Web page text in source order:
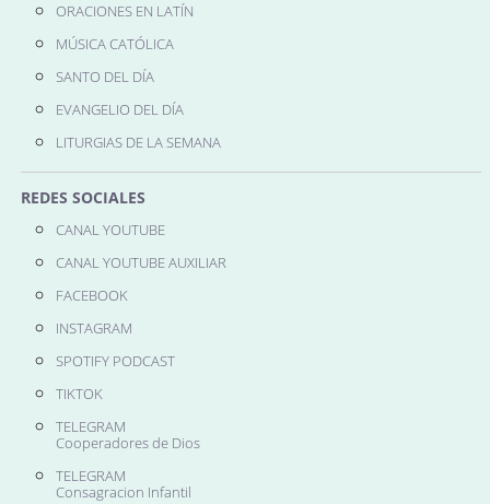
ORACIONES EN LATÍN
MÚSICA CATÓLICA
SANTO DEL DÍA
EVANGELIO DEL DÍA
LITURGIAS DE LA SEMANA
REDES SOCIALES
CANAL YOUTUBE
CANAL YOUTUBE AUXILIAR
FACEBOOK
INSTAGRAM
SPOTIFY PODCAST
TIKTOK
TELEGRAM
Cooperadores de Dios
TELEGRAM
Consagracion Infantil